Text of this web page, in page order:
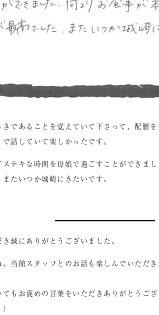
であることを覚えていて下さって、配膳
話していて楽しかったです。
テキな時間を母娘で過ごすことができま
たいつか城崎にきたいです。
誠にありがとうございました。
当館スタッフとのお話も楽しんでいただ
てもお褒めの言葉をいただきありがとうご